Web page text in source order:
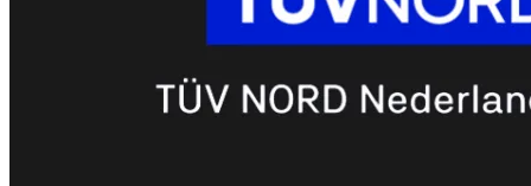
30GFortiWiFi
31GFortiWiFi